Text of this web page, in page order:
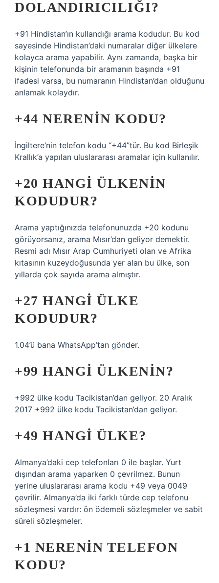
DOLANDIRICILIĞI?
+91 Hindistan’ın kullandığı arama kodudur. Bu kod
sayesinde Hindistan’daki numaralar diğer ülkelere
kolayca arama yapabilir. Aynı zamanda, başka bir
kişinin telefonunda bir aramanın başında +91
ifadesi varsa, bu numaranın Hindistan’dan olduğunu
anlamak kolaydır.
+44 NERENIN KODU?
İngiltere’nin telefon kodu “+44”tür. Bu kod Birleşik
Krallık’a yapılan uluslararası aramalar için kullanılır.
+20 HANGI ÜLKENIN
KODUDUR?
Arama yaptığınızda telefonunuzda +20 kodunu
görüyorsanız, arama Mısır’dan geliyor demektir.
Resmi adı Mısır Arap Cumhuriyeti olan ve Afrika
kıtasının kuzeydoğusunda yer alan bu ülke, son
yıllarda çok sayıda arama almıştır.
+27 HANGI ÜLKE
KODUDUR?
1.04’ü bana WhatsApp’tan gönder.
+99 HANGI ÜLKENIN?
+992 ülke kodu Tacikistan’dan geliyor. 20 Aralık
2017 +992 ülke kodu Tacikistan’dan geliyor.
+49 HANGI ÜLKE?
Almanya’daki cep telefonları 0 ile başlar. Yurt
dışından arama yaparken 0 çevrilmez. Bunun
yerine uluslararası arama kodu +49 veya 0049
çevrilir. Almanya’da iki farklı türde cep telefonu
sözleşmesi vardır: ön ödemeli sözleşmeler ve sabit
süreli sözleşmeler.
+1 NERENIN TELEFON
KODU?